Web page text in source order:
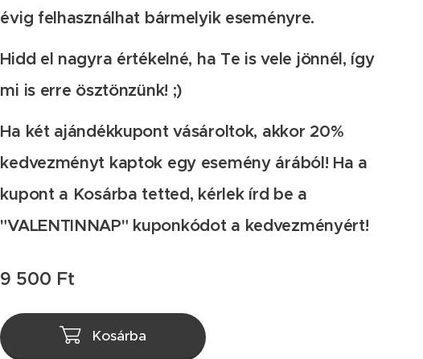
évig felhasználhat bármelyik eseményre.
Hidd el nagyra értékelné, ha Te is vele jönnél, így
mi is erre ösztönzünk! ;)
Ha két ajándékkupont vásároltok, akkor 20%
kedvezményt kaptok egy esemény árából! Ha a
kupont a Kosárba tetted, kérlek írd be a
"VALENTINNAP" kuponkódot a kedvezményért!
9 500 Ft
Kosárba